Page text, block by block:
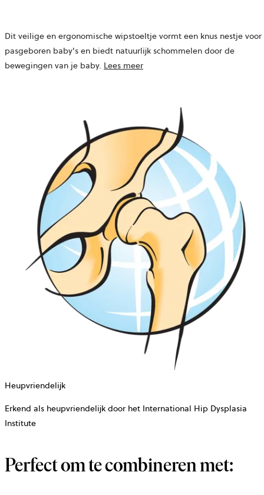
Dit veilige en ergonomische wipstoeltje vormt een knus nestje voor
pasgeboren baby's en biedt natuurlijk schommelen door de
bewegingen van je baby. Lees meer
Heupvriendelijk
Erkend als heupvriendelijk door het International Hip Dysplasia
Institute
Perfect om te combineren met: